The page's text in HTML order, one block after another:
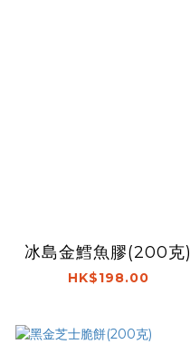
冰島金鱈魚膠(200克)
HK$198.00